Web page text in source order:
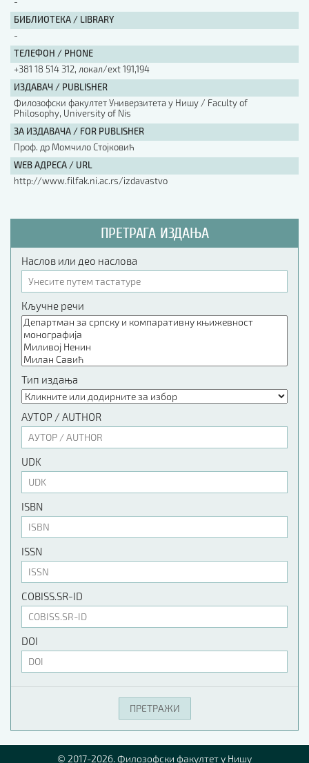
БИБЛИОТЕКА / LIBRARY
-
ТЕЛЕФОН / PHONE
+381 18 514 312, локал/ext 191,194
ИЗДАВАЧ / PUBLISHER
Филозофски факултет Универзитета у Нишу / Faculty of
Philosophy, University of Nis
ЗА ИЗДАВАЧА / FOR PUBLISHER
Проф. др Момчило Стојковић
WEB АДРЕСА / URL
http://www.filfak.ni.ac.rs/izdavastvo
ПРЕТРАГА ИЗДАЊА
Наслов или део наслова
Кључне речи
Тип издања
АУТОР / AUTHOR
UDK
ISBN
ISSN
COBISS.SR-ID
DOI
© 2017-2026. Филозофски факултет у Нишу